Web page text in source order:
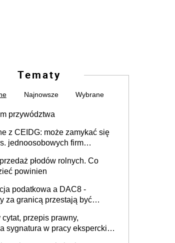
Tematy
Najnowsze Wybrane
przywództwa
z CEIDG: może zamykać się
jednoosobowych firm
płodów rolnych. Co
powinien
podatkowa a DAC8 -
za granicą przestają być
przepis prawny,
sygnatura w pracy eksperckiej -